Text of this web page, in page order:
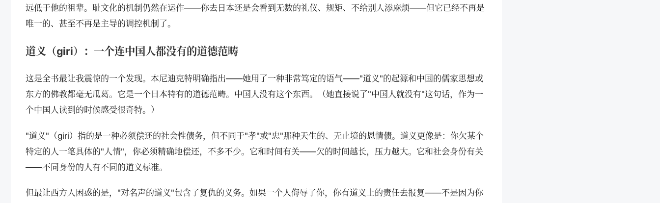
远低于他的祖辈。耻文化的机制仍然在运作——你去日本还是会看到无数的礼仪、规矩、不给别人添麻烦——但它已经不再是
唯一的、甚至不再是主导的调控机制了。
道义（giri）：一个连中国人都没有的道德范畴
这是全书最让我震惊的一个发现。本尼迪克特明确指出——她用了一种非常笃定的语气——"道义"的起源和中国的儒家思想或
东方的佛教都毫无瓜葛。它是一个日本特有的道德范畴。中国人没有这个东西。（她直接说了"中国人就没有"这句话，作为一
个中国人读到的时候感受很奇特。）
"道义"（giri）指的是一种必须偿还的社会性债务，但不同于"孝"或"忠"那种天生的、无止境的恩情债。道义更像是：你欠某个
特定的人一笔具体的"人情"，你必须精确地偿还，不多不少。它和时间有关——欠的时间越长，压力越大。它和社会身份有关
——不同身份的人有不同的道义标准。
但最让西方人困惑的是，"对名声的道义"包含了复仇的义务。如果一个人侮辱了你，你有道义上的责任去报复——不是因为你